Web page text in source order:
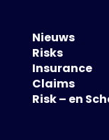
Nieuws
Risks
Insurance
Claims
Risk – en